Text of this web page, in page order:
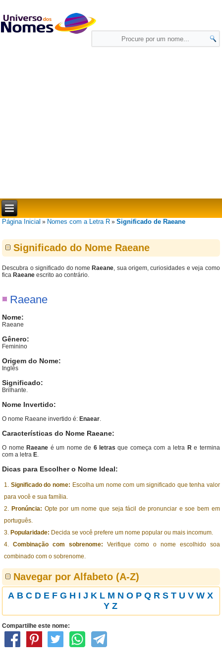
Página Inicial » Nomes com a Letra R »Significado de Raeane
Significado do Nome Raeane
Descubra o significado do nome Raeane, sua origem, curiosidades e veja como
fica Raeane escrito ao contrário.
Raeane
Nome:
Raeane
Gênero:
Feminino
Origem do Nome:
Inglês
Significado:
Brilhante.
Nome Invertido:
O nome Raeane invertido é: Enaear.
Características do Nome Raeane:
O nome Raeane é um nome de 6 letras que começa com a letra Re termina
com a letra E.
Dicas para Escolher o Nome Ideal:
Significado do nome: Escolha um nome com um significado que tenha valor
para você e sua família.
Pronúncia: Opte por um nome que seja fácil de pronunciar e soe bem em
português.
Popularidade: Decida se você prefere um nome popular ou mais incomum.
Combinação com sobrenome: Verifique como o nome escolhido soa
combinado com o sobrenome.
Navegar por Alfabeto (A-Z)
A B C D E F G H I J K L M N O P Q R S T U V W X
Y Z
Compartilhe este nome: